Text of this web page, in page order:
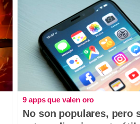
9 apps que valen oro
No son populares, pero